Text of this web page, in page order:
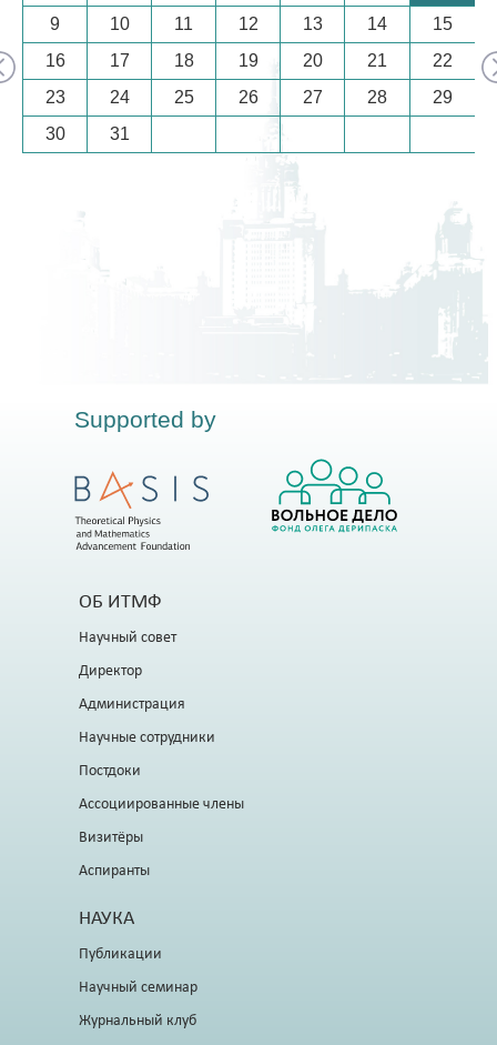
9
10 11 12 13 14
15
16
17 18 19 20 21
22
23
24 25 26 27 28
29
30
31
Supported by
ОБ ИТМФ
Научный совет
Директор
Администрация
Научные сотрудники
Постдоки
Ассоциированные члены
Визитёры
Аспиранты
НАУКА
Публикации
Научный семинар
Журнальный клуб